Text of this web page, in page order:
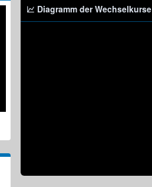
Diagramm der Wechselkurse